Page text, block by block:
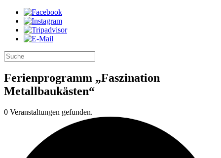
Ferienprogramm „Faszination
Metallbaukästen“
0 Veranstaltungen gefunden.